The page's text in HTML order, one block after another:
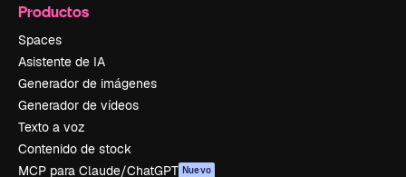
Productos
Spaces
Asistente de IA
Generador de imágenes
Generador de vídeos
Texto a voz
Contenido de stock
MCP para Claude/ChatGPT Nuevo